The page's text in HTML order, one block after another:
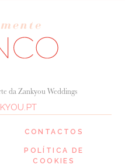
da Zankyou Weddings
CONTACTOS
POLÍTICA DE
COOKIES